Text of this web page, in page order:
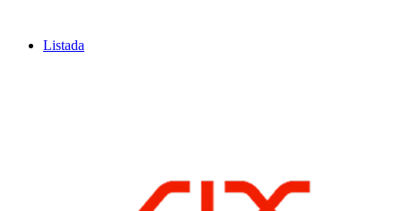
Listada